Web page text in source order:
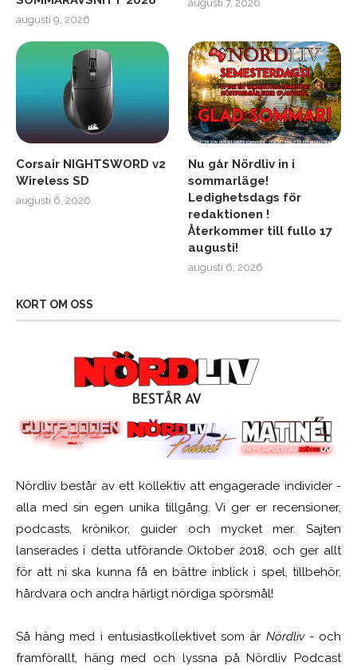
augusti 9, 2026
augusti 7, 2026
Corsair NIGHTSWORD v2
Wireless SD
augusti 6, 2026
Nu går Nördliv in i
sommarläge!
Ledighetsdags för
redaktionen !
Återkommer till fullo 17
augusti!
augusti 6, 2026
KORT OM OSS
Nördliv består av ett kollektiv att engagerade individer -
alla med sin egen unika tillgång. Vi ger er recensioner,
podcasts, krönikor, guider och mycket mer. Sajten
lanserades i detta utförande Oktober 2018, och ger allt
för att ni ska kunna få en bättre inblick i spel, tillbehör,
hårdvara och andra härligt nördiga spörsmål!
Så häng med i entusiastkollektivet som är Nördliv- och
framförallt, häng med och lyssna på Nördliv Podcast